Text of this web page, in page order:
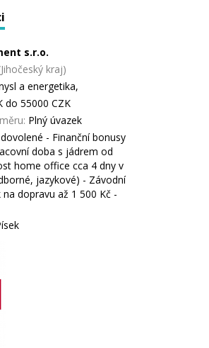
s.r.o.
kraj)
a energetika,
do 55000 CZK
Plný úvazek
- Finanční bonusy
doba s jádrem od
home office cca 4 dny v
jazykové) - Závodní
dopravu až 1 500 Kč -